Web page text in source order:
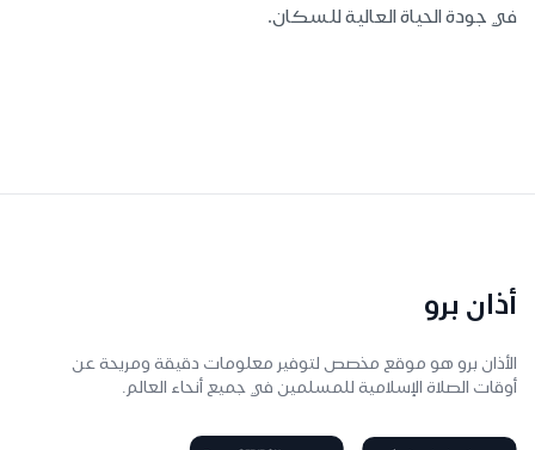
في جودة الحياة العالية للسكان.
أذان برو
الأذان برو هو موقع مخصص لتوفير معلومات دقيقة ومريحة عن
أوقات الصلاة الإسلامية للمسلمين في جميع أنحاء العالم.